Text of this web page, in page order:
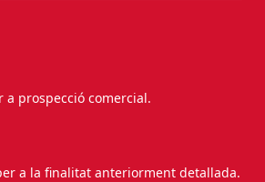
prospecció comercial.
a la finalitat anteriorment detallada.